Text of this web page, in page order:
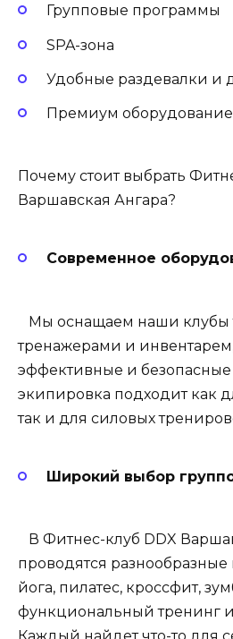
Групповые программы
SPA-зона
Удобные раздевалки и
Премиум
Почему стоит выбрать
Варшавская Ангара?
Современное
Мы оснащаем наши клубы
тренажерами и
эффективные и
экипировка подходит как
так и для силовых
Широкий выбор
В Фитнес-клуб DDX
проводятся разнообразные
йога, пилатес, кроссфит,
функциональный тренинг